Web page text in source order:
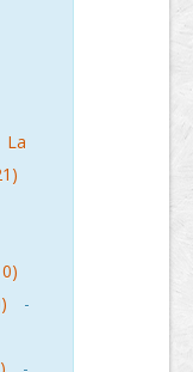
La
-